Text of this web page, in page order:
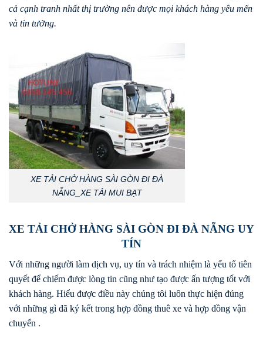
cả cạnh tranh nhất thị trường nên được mọi khách hàng yêu mến
và tin tưởng.
XE TẢI CHỞ HÀNG SÀI GÒN ĐI ĐÀ
NẴNG_XE TẢI MUI BẠT
XE TẢI CHỞ HÀNG SÀI GÒN ĐI ĐÀ NẴNG UY
TÍN
Với những người làm dịch vụ, uy tín và trách nhiệm là yếu tố tiên
quyết để chiếm được lòng tin cũng như tạo được ấn tượng tốt với
khách hàng. Hiểu được điều này chúng tôi luôn thực hiện đúng
với những gì đã ký kết trong hợp đồng thuê xe và hợp đồng vận
chuyển .